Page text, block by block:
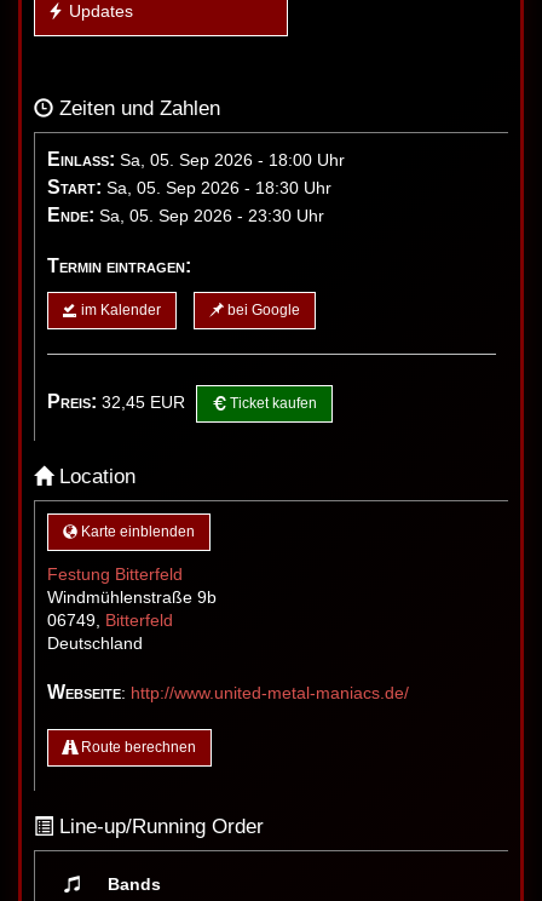
Updates
Zeiten und Zahlen
Einlass: Sa, 05. Sep 2026 - 18:00 Uhr
Start: Sa, 05. Sep 2026 - 18:30 Uhr
Ende: Sa, 05. Sep 2026 - 23:30 Uhr
Termin eintragen:
im Kalender bei Google
Preis: 32,45 EUR Ticket kaufen
Location
Karte einblenden
Festung Bitterfeld
Windmühlenstraße 9b
06749 Bitterfeld
Deutschland
Webseite: http://www.united-metal-maniacs.de/
Route berechnen
Line-up/Running Order
Bands